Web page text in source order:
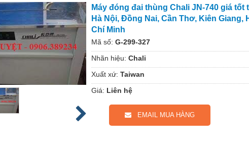
Máy đóng đai thùng Chali JN-740 giá tốt
Hà Nội, Đồng Nai, Cần Thơ, Kiên Giang,
Chí Minh
Mã số: G-299-327
Nhãn hiệu: Chali
Xuất xứ: Taiwan
Giá: Liên hệ
EMAIL MUA HÀNG